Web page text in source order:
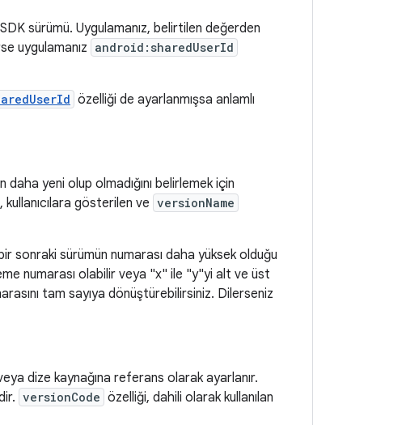
SDK sürümü. Uygulamanız, belirtilen değerden
uygulamanız android:sharedUserId
özelliği de ayarlanmışsa anlamlı
yeni olup olmadığını belirlemek için
gösterilen ve versionName
sonraki sürümün numarası daha yüksek olduğu
numarası olabilir veya "x" ile "y"yi alt ve üst
tam sayıya dönüştürebilirsiniz. Dilerseniz
dize kaynağına referans olarak ayarlanır.
versionCode özelliği, dahili olarak kullanılan